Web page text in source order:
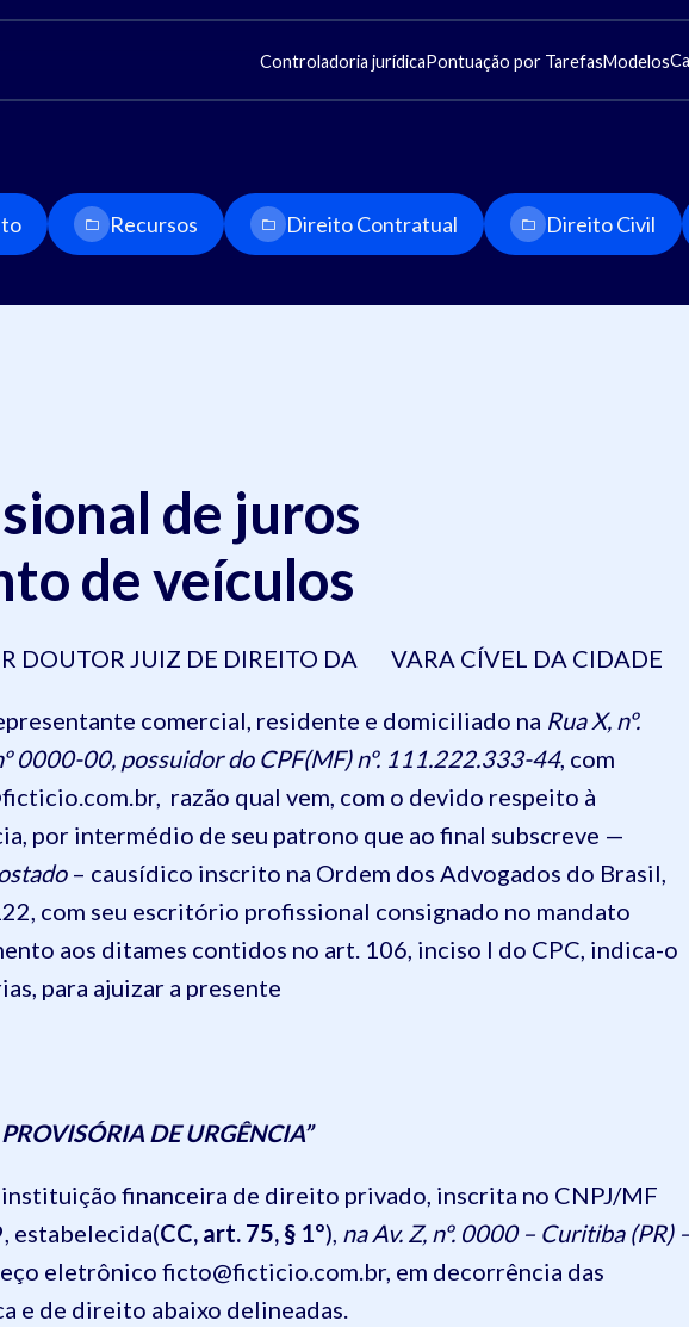
Controladoria jurídicaPontuação por TarefasModelos
Recursos Direito Contratual Direito Civil
de juros
de veículos
DOUTOR JUIZ DE DIREITO DA VARA CÍVEL DA CIDADE
comercial, residente e domiciliado na Rua X, nº.
0000-00, possuidor do CPF(MF) nº. 111.222.333-44, com
razão qual vem, com o devido respeito à
por intermédio de seu patrono que ao final subscreve —
– causídico inscrito na Ordem dos Advogados do Brasil,
com seu escritório profissional consignado no mandato
aos ditames contidos no art. 106, inciso I do CPC, indica-o
para ajuizar a presente
DE URGÊNCIA”
instituição financeira de direito privado, inscrita no CNPJ/MF
estabelecida(CC, art. 75, § 1º), na Av. Z, nº. 0000 – Curitiba (PR)
eletrônico ficto@ficticio.com.br, em decorrência das
e de direito abaixo delineadas.